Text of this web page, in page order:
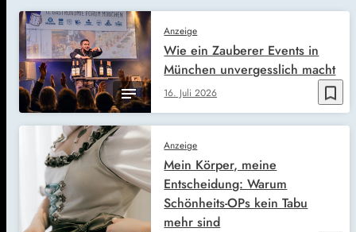
bookmark_border
Anzeige
16. Juli 2026
Wie ein Zauberer Events in
München unvergesslich macht
Anzeige
Mein Körper, meine
Entscheidung: Warum
Schönheits-OPs kein Tabu
mehr sind